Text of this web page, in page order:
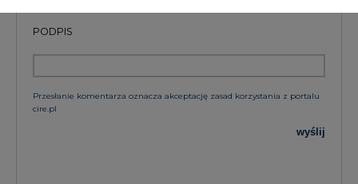
PODPIS
Przesłanie komentarza oznacza akceptację zasad korzystania z portalu
cire.pl
wyślij